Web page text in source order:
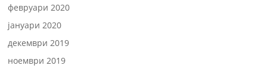
февруари 2020
јануари 2020
декември 2019
ноември 2019